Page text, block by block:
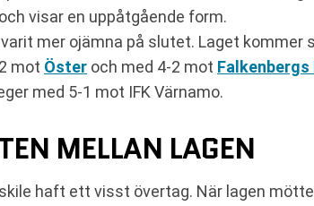
visar en uppåtgående form.
mer ojämna på slutet. Laget
mot Öster och med 4-2 mot Falkenbergs
med 5-1 mot IFK Värnamo.
MELLAN LAGEN
haft ett visst övertag. När lagen